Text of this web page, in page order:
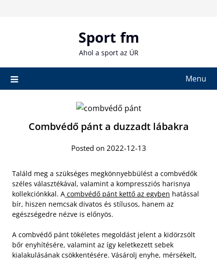
Sport fm
Ahol a sport az ÚR
Menu
Combvédő pánt a duzzadt lábakra
Posted on 2022-12-13
Találd meg a szükséges megkönnyebbülést a combvédők
széles választékával, valamint a kompressziós harisnya
kollekciónkkal. A combvédő pánt kettő az egyben hatással
bír, hiszen nemcsak divatos és stílusos, hanem az
egészségedre nézve is előnyös.
A combvédő pánt tökéletes megoldást jelent a kidörzsölt
bőr enyhítésére, valamint az így keletkezett sebek
kialakulásának csökkentésére. Vásárolj enyhe, mérsékelt,